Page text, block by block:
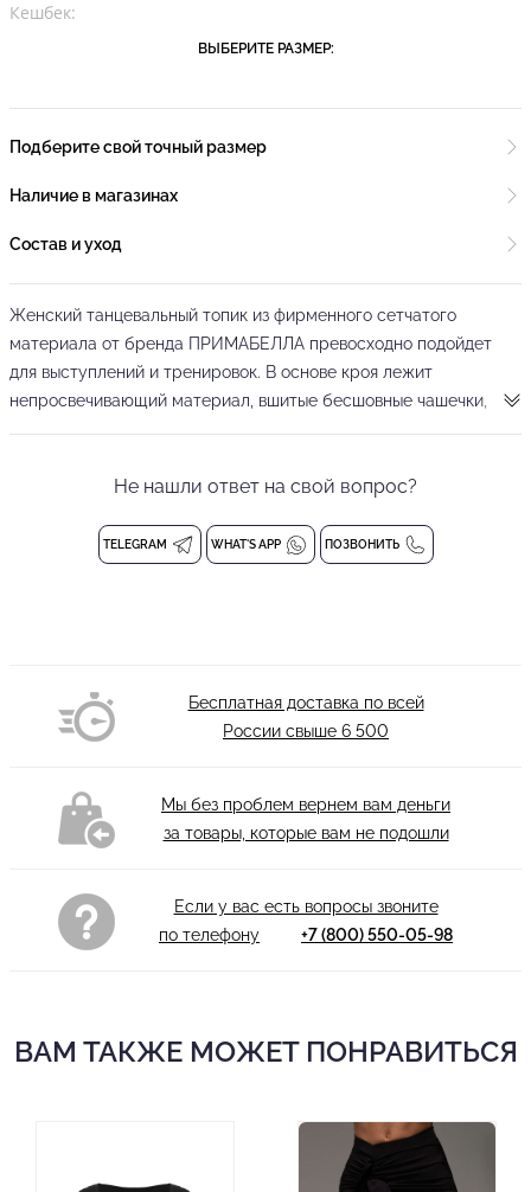
Кешбек:
ВЫБЕРИТЕ РАЗМЕР:
Подберите свой точный размер
Наличие в магазинах
Состав и уход
Женский танцевальный топик из фирменного сетчатого
материала от бренда ПРИМАБЕЛЛА превосходно подойдет
для выступлений и тренировок. В основе кроя лежит
непросвечивающий материал, вшитые бесшовные чашечки,
самых смелых фигур танцевальной дисциплины. Декоративным
Женский топ
Не нашли ответ на свой вопрос?
TELEGRAM WHAT'S APP ПОЗВОНИТЬ
Бесплатная доставка по всей
России свыше 6 500
Мы без проблем вернем вам деньги
за товары, которые вам не подошли
Если у вас есть вопросы звоните
по телефону
+7 (800) 550-05-98
ВАМ ТАКЖЕ МОЖЕТ ПОНРАВИТЬСЯ